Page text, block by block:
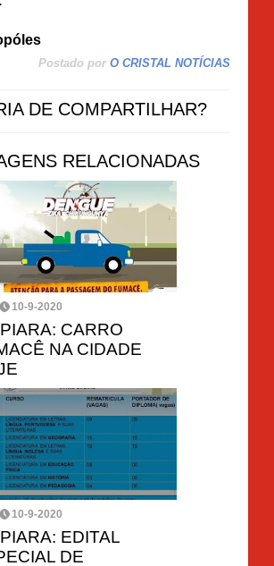
Postado por O CRISTAL NOTÍCIAS
DE COMPARTILHAR?
RELACIONADAS
10-9-2020
CARRO
NA CIDADE
10-9-2020
EDITAL
DE